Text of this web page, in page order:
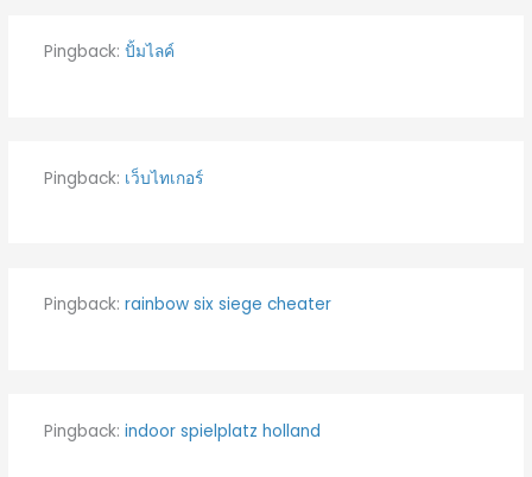
Pingback: ปั้มไลค์
Pingback: เว็บไทเกอร์
Pingback: rainbow six siege cheater
Pingback: indoor spielplatz holland